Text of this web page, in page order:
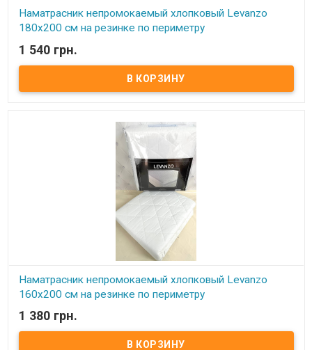
Наматрасник непромокаемый хлопковый Levanzo
180x200 см на резинке по периметру
В наличии
Наматрасник хлопковый стеганный Levanzo 180х200 см Размер:
180х200 см + резинки по периметру. Состав: верхняя ткань - 100%
хлопок. Упаковка: ПВХ Произодитель: Levanzo (Турция).
Внутри тонкий уплотнительный слой, который поможет
выровнять поверхность матраса. Не прихотлив в уходе.
1 540 грн.
Наматрасник непромокаемый хлопковый Levanzo
160x200 см на резинке по периметру
В наличии
Наматрасник хлопковый стеганный Levanzo 160х200 см Размер:
1 380 грн.